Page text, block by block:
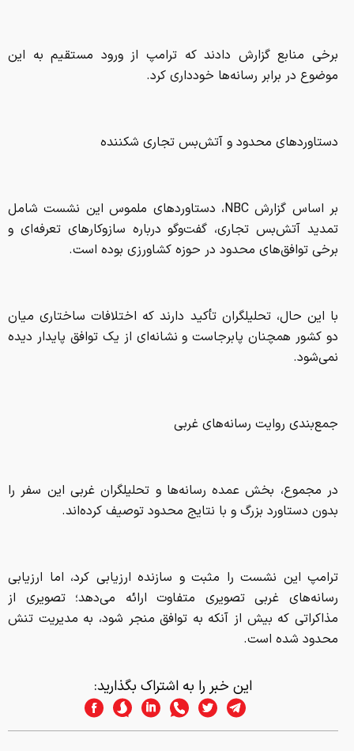
برخی منابع گزارش دادند که ترامپ از ورود مستقیم به این
موضوع در برابر رسانه‌ها خودداری کرد.
دستاوردهای محدود و آتش‌بس تجاری شکننده
بر اساس گزارش NBC، دستاوردهای ملموس این نشست شامل
تمدید آتش‌بس تجاری، گفت‌وگو درباره سازوکارهای تعرفه‌ای و
برخی توافق‌های محدود در حوزه کشاورزی بوده است.
با این حال، تحلیلگران تأکید دارند که اختلافات ساختاری میان
دو کشور همچنان پابرجاست و نشانه‌ای از یک توافق پایدار دیده
نمی‌شود.
جمع‌بندی روایت رسانه‌های غربی
در مجموع، بخش عمده رسانه‌ها و تحلیلگران غربی این سفر را
بدون دستاورد بزرگ و با نتایج محدود توصیف کرده‌اند.
ترامپ این نشست را مثبت و سازنده ارزیابی کرد، اما ارزیابی
رسانه‌های غربی تصویری متفاوت ارائه می‌دهد؛ تصویری از
مذاکراتی که بیش از آنکه به توافق منجر شود، به مدیریت تنش
محدود شده است.
این خبر را به اشتراک بگذارید: